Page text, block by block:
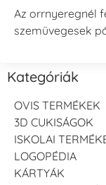
Az orrnyeregnél
szemüvegesek
Kategóriák
OVIS TERMÉKEK
3D CUKISÁGOK
ISKOLAI
LOGOPÉDIA
KÁRTYÁK